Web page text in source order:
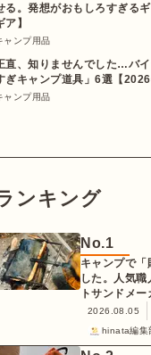
る。発想がおもしろすぎる
ア】
ャンプ用品
直、知りませんでした…バ
ぎキャンプ道具」6選【2026
ャンプ用品
ンキング
No.1
キャンプで
した。人気
トサンドメ
プギア】
2026.08.05
hinata編集